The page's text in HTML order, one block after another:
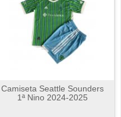
Camiseta Seattle Sounders
1ª Nino 2024-2025